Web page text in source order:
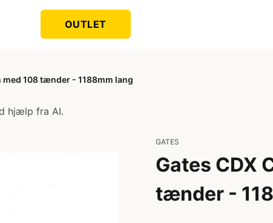
OUTLET
med 108 tænder - 1188mm lang
hjælp fra AI.
GATES
Gates CDX
tænder -